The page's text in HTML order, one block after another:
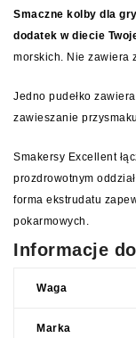
Smaczne kolby dla
dodatek w diecie
morskich. Nie zawiera
Jedno pudełko
zawieszanie
Smakersy Excellent
prozdrowotnym
forma ekstrudatu
pokarmowych.
Informacje
Waga
Marka